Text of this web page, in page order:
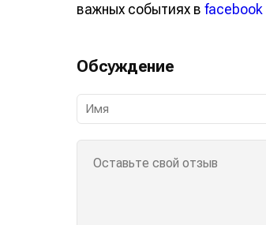
важных событиях в facebook
Обсуждение